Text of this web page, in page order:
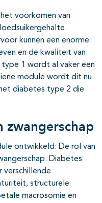
voorkomen van
kunnen een enorme
en de kwaliteit van
1 wordt al vaker een
module wordt dit nu
diabetes type 2 die
zwangerschap
ontwikkeld: De rol van
Diabetes
verschillende
structurele
macrosomie en